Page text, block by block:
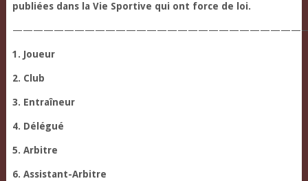
publiées dans la Vie Sportive qui ont force de loi.
1. Joueur
2. Club
3. Entraîneur
4. Délégué
5. Arbitre
6. Assistant-Arbitre